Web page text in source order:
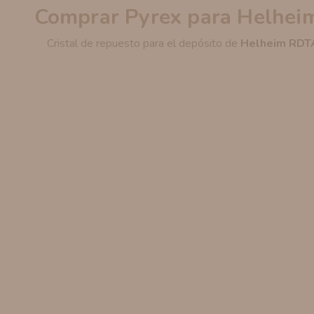
Comprar Pyrex para
Cristal de repuesto para el depósito de Helheim